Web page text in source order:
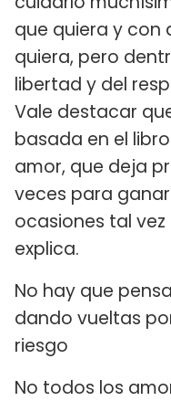
que quiera y con
quiera, pero
libertad y del
Vale destacar
basada en el
amor, que deja
veces para
ocasiones tal vez
explica.
No hay que
dando vueltas
riesgo
No todos los